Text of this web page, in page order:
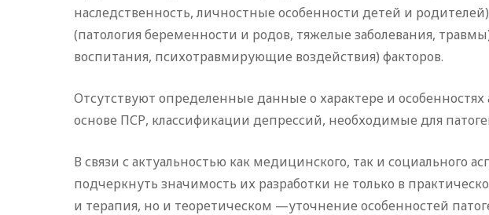
наследственность, личностные особенности детей и
(патология беременности и родов, тяжелые заболевания,
воспитания, психотравмирующие воздействия) факторов.
Отсутствуют определенные данные о характере и
основе ПСР, классификации депрессий, необходимые для
В связи с актуальностью как медицинского, так и социального
подчеркнуть значимость их разработки не только в
и терапия, но и теоретическом —уточнение особенностей